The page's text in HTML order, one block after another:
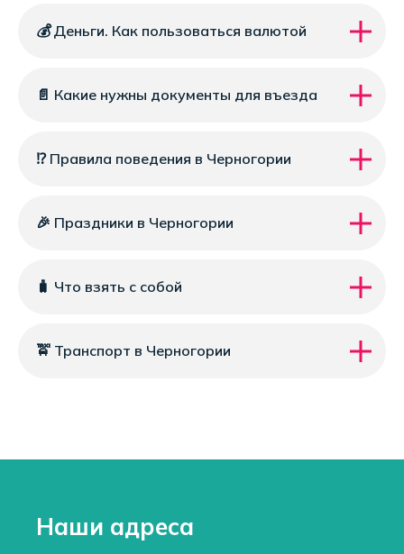
💰Деньги. Как пользоваться валютой
📄 Какие нужны документы для въезда
⁉️ Правила поведения в Черногории
🎉 Праздники в Черногории
🧳 Что взять с собой
🚖 Транспорт в Черногории
Наши адреса